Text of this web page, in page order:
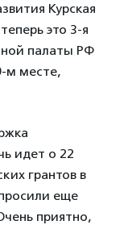
Курская
это 3-я
палаты РФ
м месте,
идет о 22
грантов в
еще
приятно,